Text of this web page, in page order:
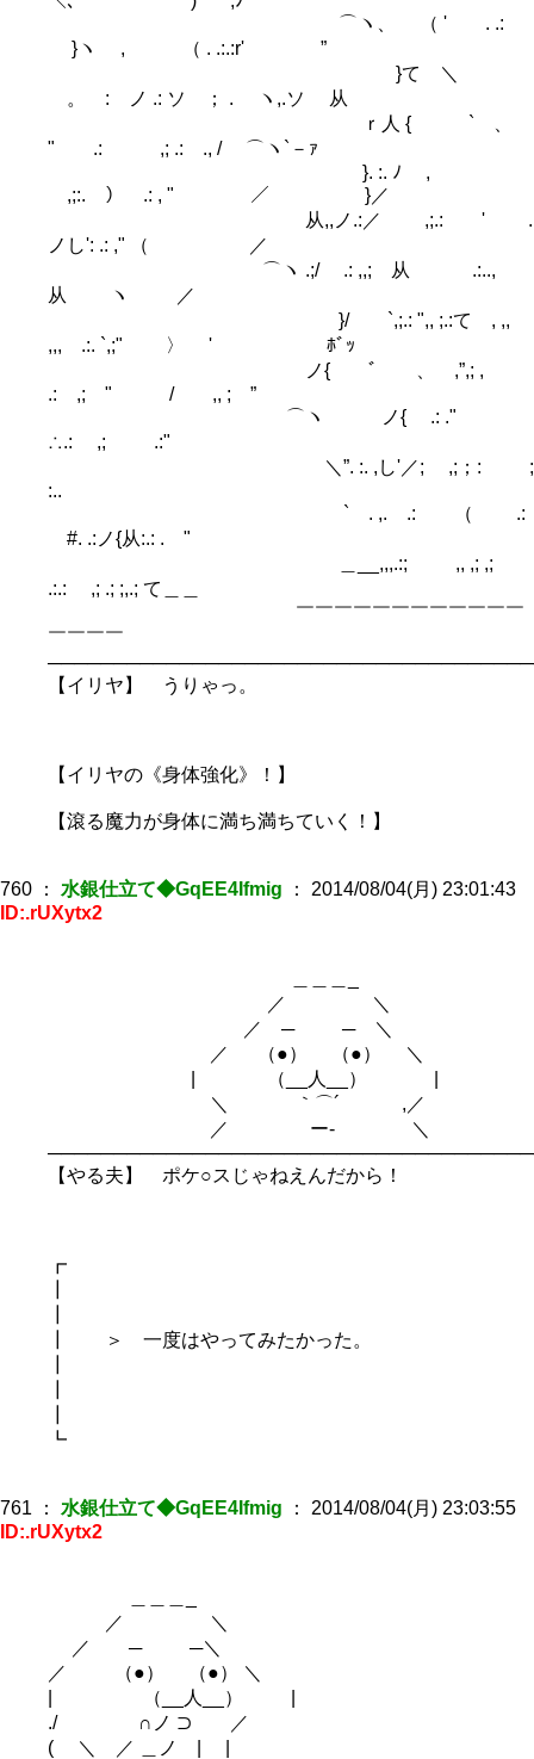
⌒ヽ、 （ ' . .:
}ヽ , （ . .:.:r' ”
}て ＼
。 : ノ .: ソゝ； . ヽ,.ソ 从
ｒ人 { ` 、
" .: ,; .: ., / ⌒ヽ`－ｧ
}. :. ﾉ ,
,;:. ） .: , " ／ }／
从,,ノ.:／ ,;.: ' .
ノし': .: ," （ ／
⌒ヽ .;/ .: ,,; 从 .:..,
从 ヽ ／
}/ `,;.: ",, ;.:て , ,,
,,, .:. `,;" 〉 ' ﾎﾞｯ
ノ{ ﾞ 、 ,”,; ,
.: ,; " / ,, ; ”
⌒ヽ ノ{ .: ."
∴.: ,; .:"
＼”. :. ,し'／; ,;；: ;
:..
` . ,. .: （ .:
#. .:ノ{从:.: . "
＿__,,,.:; ,, ,; ,;
.:.: ,; .; ;,.; て＿＿
￣￣￣￣￣￣￣￣￣￣￣￣
￣￣￣￣
【イリヤ】 うりゃっ。
【イリヤの《身体強化》！】
【滾る魔力が身体に満ち満ちていく！】
760 ： 水銀仕立て◆GqEE4Ifmig ： 2014/08/04(月) 23:01:43
ID:.rUXytx2
／ ＼
／ ─ ─ ＼
／ （●） （●） ＼
| （__人__） |
＼ ｀⌒´ ,／
／ ー‐ ＼
【やる夫】 ポケ○スじゃねえんだから！
┏
┃ ＞ 一度はやってみたかった。
┗
761 ： 水銀仕立て◆GqEE4Ifmig ： 2014/08/04(月) 23:03:55
ID:.rUXytx2
／ ＼
／ ─ ─＼
／ （●） （●） ＼
| （__人__） |
./ ∩ノ ⊃ ／
( ＼ ／ ＿ノ | |